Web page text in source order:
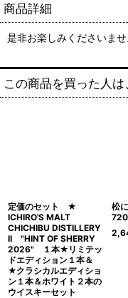
商品詳細
是非お楽しみくださいませ
この商品を買った人
定価のセット ★
ICHIRO'S MALT
CHICHIBU DISTILLERY
II "HINT OF SHERRY
2026" １本★リミテッ
ドエディション１本＆
★クラシカルエディショ
ン１本＆ホワイト２本の
ウイスキーセット
松